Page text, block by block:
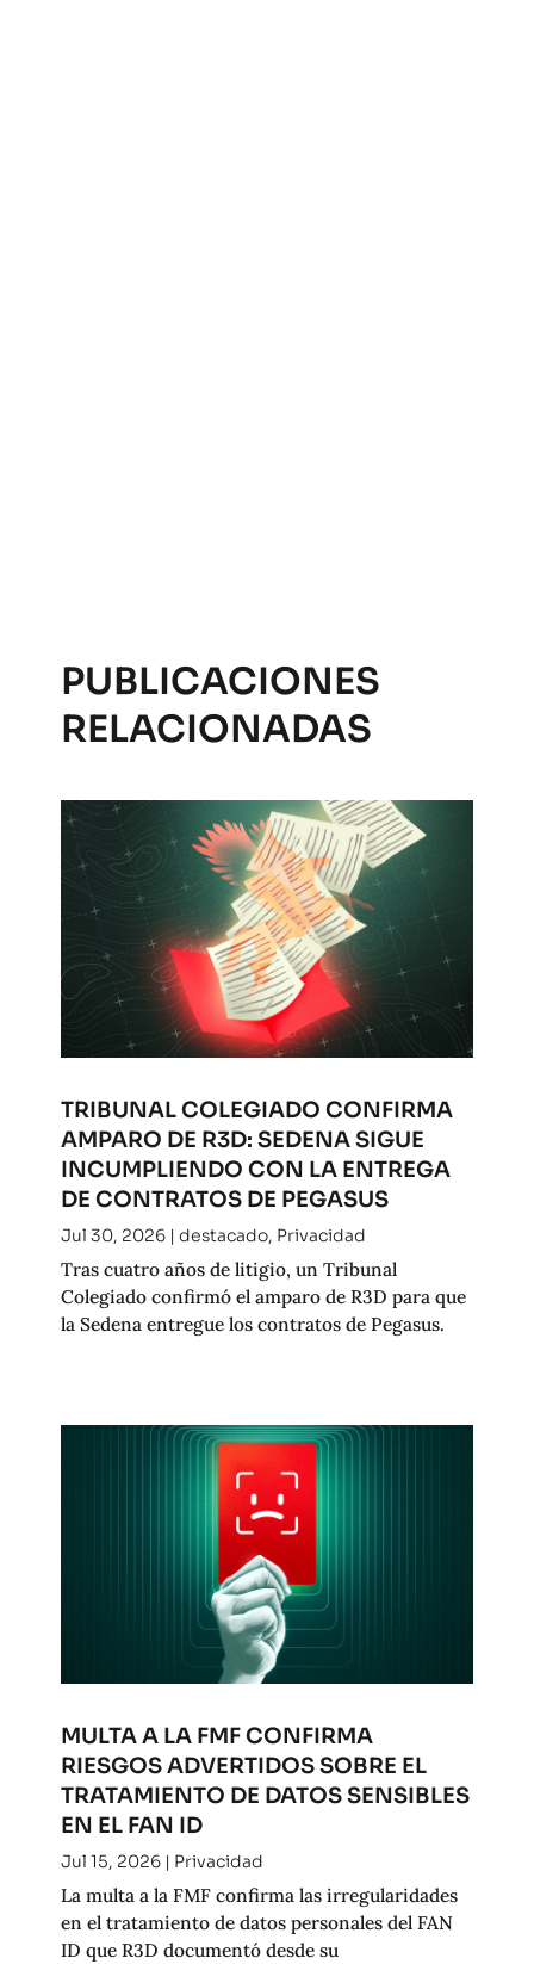
PUBLICACIONES
RELACIONADAS
TRIBUNAL COLEGIADO CONFIRMA
AMPARO DE R3D: SEDENA SIGUE
INCUMPLIENDO CON LA ENTREGA
DE CONTRATOS DE PEGASUS
Jul 30, 2026| destacado, Privacidad
Tras cuatro años de litigio, un Tribunal
Colegiado confirmó el amparo de R3D para que
la Sedena entregue los contratos de Pegasus.
MULTA A LA FMF CONFIRMA
RIESGOS ADVERTIDOS SOBRE EL
TRATAMIENTO DE DATOS SENSIBLES
EN EL FAN ID
Jul 15, 2026| Privacidad
La multa a la FMF confirma las irregularidades
en el tratamiento de datos personales del FAN
ID que R3D documentó desde su